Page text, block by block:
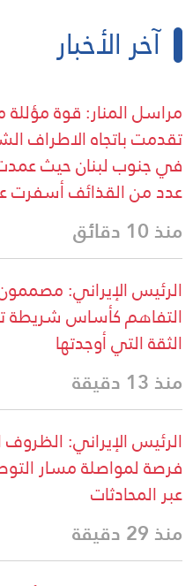
آخر الأخبار
مراسل المنار: قوة مؤللة
تقدمت باتجاه الاطراف
في جنوب لبنان حيث عمدت
عدد من القذائف أسفرت عن
منذ 10 دقائق
الرئيس الإيراني:
التفاهم كأساس شريطة
الثقة التي أوجدتها
منذ 13 دقيقة
الرئيس الإيراني:
فرصة لمواصلة مسار
عبر المحادثات
منذ 29 دقيقة